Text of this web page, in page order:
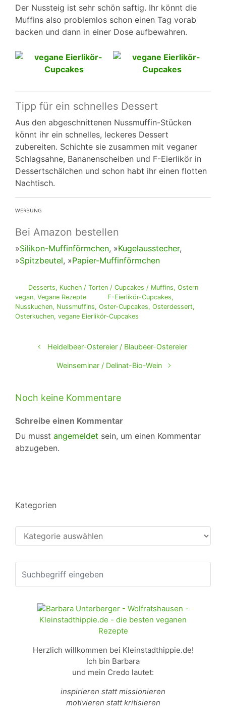
Der Nussteig ist sehr schön saftig. Ihr könnt die
Muffins also problemlos schon einen Tag vorab
backen und dann in einer Dose aufbewahren.
Tipp für ein schnelles Dessert
Aus den abgeschnittenen Nussmuffin-Stücken
könnt ihr ein schnelles, leckeres Dessert
zubereiten. Schichte sie zusammen mit veganer
Schlagsahne, Bananenscheiben und F-Eierlikör in
Dessertschälchen und schon habt ihr einen flotten
Nachtisch.
ᵂᴱᴿᴮᵁᴺᴳ
Bei Amazon bestellen
»Silikon-Muffinförmchen, »Kugelausstecher,
»Spitzbeutel, »Papier-Muffinförmchen
Desserts, Kuchen / Torten / Cupcakes / Muffins, Ostern
vegan, Vegane Rezepte F-Eierlikör-Cupcakes,
Nusskuchen, Nussmuffins, Oster-Cupcakes, Osterdessert,
Osterkuchen, vegane Eierlikör-Cupcakes
Heidelbeer-Ostereier / Blaubeer-Ostereier
Weinseminar / Delinat-Bio-Wein
Noch keine Kommentare
Schreibe einen Kommentar
Du musst angemeldet sein, um einen Kommentar
abzugeben.
Kategorien
Kategorien
Herzlich willkommen bei Kleinstadthippie.de!
Ich bin Barbara
und mein Credo lautet:
inspirieren statt missionieren
motivieren statt kritisieren